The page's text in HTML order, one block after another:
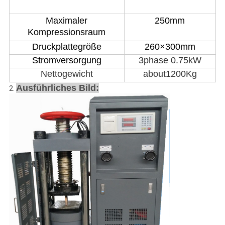
Maximaler
Kompressionsraum
250mm
Druckplattegröße
260×300mm
Stromversorgung
3phase 0.75kW
Nettogewicht
about1200Kg
2. Ausführliches Bild: